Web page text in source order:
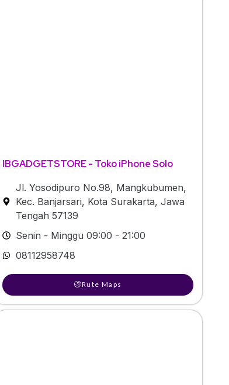
IBGADGETSTORE - Toko iPhone Solo
Jl. Yosodipuro No.98, Mangkubumen,
Kec. Banjarsari, Kota Surakarta, Jawa
Tengah 57139
Senin - Minggu 09:00 - 21:00
08112958748
Rute Maps